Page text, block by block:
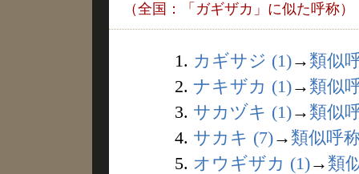
（全国：「ガギザカ」に似た呼称）
1. カギサジ (1)→ 類似
2. ナキザカ (1)→ 類似
3. サカヅキ (1)→ 類似
4. サカキ (7)→ 類似呼
5. オウギザカ (1)→ 類